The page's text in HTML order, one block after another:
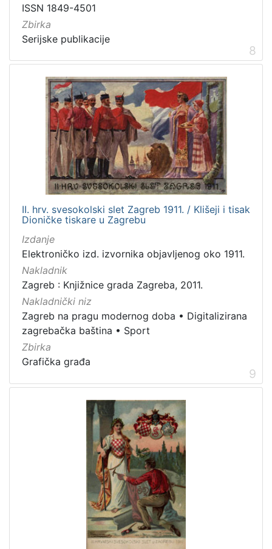
ISSN 1849-4501
Zbirka
Serijske publikacije
8
II. hrv. svesokolski slet Zagreb 1911. / Klišeji i tisak
Dioničke tiskare u Zagrebu
Izdanje
Elektroničko izd. izvornika objavljenog oko 1911.
Nakladnik
Zagreb : Knjižnice grada Zagreba, 2011.
Nakladnički niz
Zagreb na pragu modernog doba • Digitalizirana
zagrebačka baština • Sport
Zbirka
Grafička građa
9